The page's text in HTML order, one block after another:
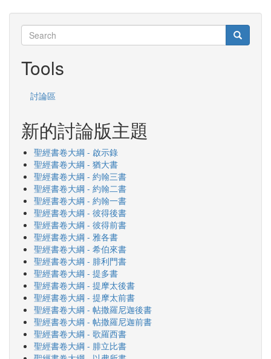
Search
Search Search
Tools
討論區
新的討論版主題
聖經書卷大綱 - 啟示錄
聖經書卷大綱 - 猶大書
聖經書卷大綱 - 約翰三書
聖經書卷大綱 - 約翰二書
聖經書卷大綱 - 約翰一書
聖經書卷大綱 - 彼得後書
聖經書卷大綱 - 彼得前書
聖經書卷大綱 - 雅各書
聖經書卷大綱 - 希伯來書
聖經書卷大綱 - 腓利門書
聖經書卷大綱 - 提多書
聖經書卷大綱 - 提摩太後書
聖經書卷大綱 - 提摩太前書
聖經書卷大綱 - 帖撒羅尼迦後書
聖經書卷大綱 - 帖撒羅尼迦前書
聖經書卷大綱 - 歌羅西書
聖經書卷大綱 - 腓立比書